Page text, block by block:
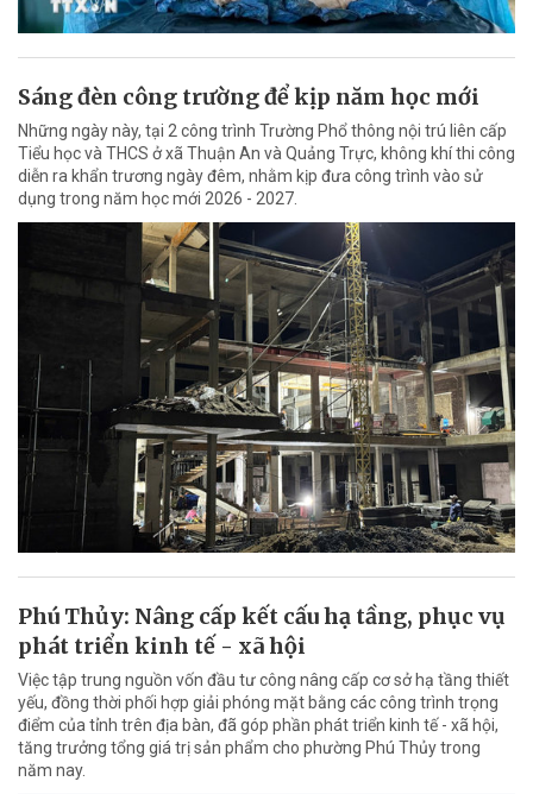
Sáng đèn công trường để kịp năm học mới
Những ngày này, tại 2 công trình Trường Phổ thông nội trú liên cấp
Tiểu học và THCS ở xã Thuận An và Quảng Trực, không khí thi công
diễn ra khẩn trương ngày đêm, nhằm kịp đưa công trình vào sử
dụng trong năm học mới 2026 - 2027.
Phú Thủy: Nâng cấp kết cấu hạ tầng, phục vụ
phát triển kinh tế - xã hội
Việc tập trung nguồn vốn đầu tư công nâng cấp cơ sở hạ tầng thiết
yếu, đồng thời phối hợp giải phóng mặt bằng các công trình trọng
điểm của tỉnh trên địa bàn, đã góp phần phát triển kinh tế - xã hội,
tăng trưởng tổng giá trị sản phẩm cho phường Phú Thủy trong
năm nay.